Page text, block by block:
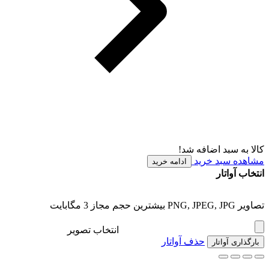
کالا به سبد اضافه شد!
مشاهده سبد خرید
ادامه خرید
انتخاب آواتار
تصاویر PNG, JPEG, JPG بیشترین حجم مجاز 3 مگابایت
انتخاب تصویر
بارگذاری آواتار حذف آواتار